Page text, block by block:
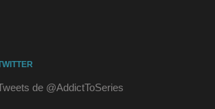
de @AddictToSeries